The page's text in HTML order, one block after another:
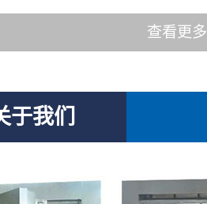
查看更多
于我们